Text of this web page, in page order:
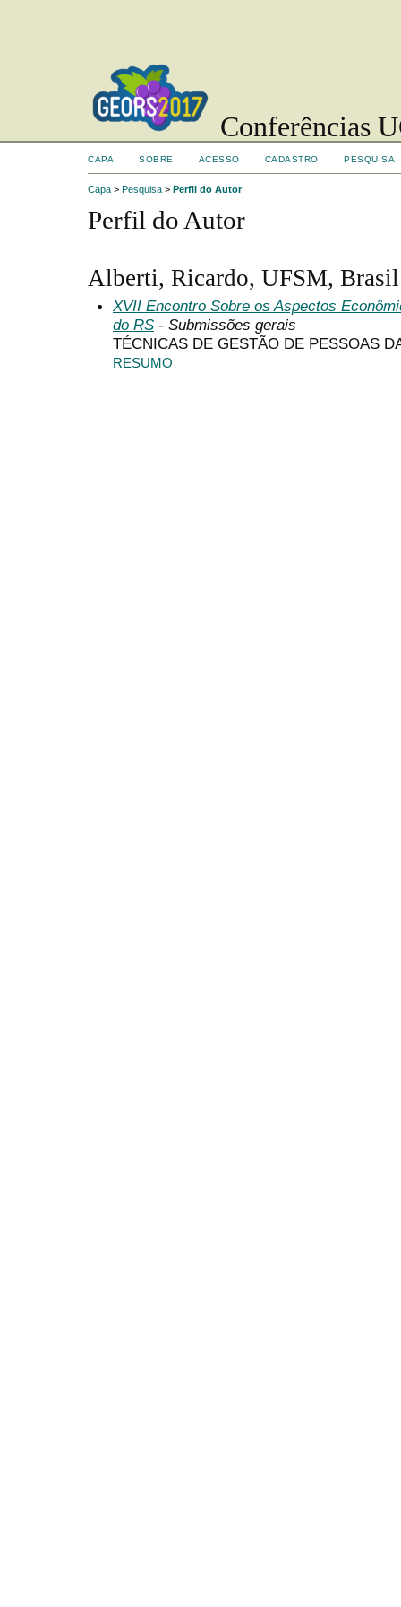
Conferências
CAPA SOBRE ACESSO CADASTRO PESQUISA
Capa > Pesquisa > Perfil do Autor
Perfil do Autor
Alberti, Ricardo, UFSM, Brasil
XVII Encontro Sobre os Aspectos
do RS - Submissões gerais
TÉCNICAS DE GESTÃO DE PESSOAS
RESUMO